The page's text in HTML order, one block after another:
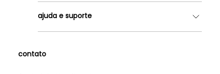
Lojas
Como Funciona
ajuda e suporte
contato